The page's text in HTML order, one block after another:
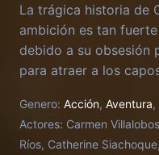
La trágica historia de
ambición es tan
debido a su obsesión
para atraer a los
Genero: Acción, Aventura,
Actores: Carmen
Ríos, Catherine